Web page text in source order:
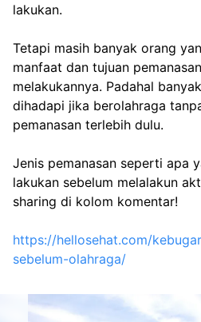
lakukan.
Tetapi masih banyak orang
manfaat dan tujuan
melakukannya. Padahal
dihadapi jika berolahraga
pemanasan terlebih dulu.
Jenis pemanasan seperti apa
lakukan sebelum melalakun
sharing di kolom komentar!
https://hellosehat.com/
sebelum-olahraga/